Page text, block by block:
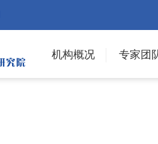
机构概况 专家团